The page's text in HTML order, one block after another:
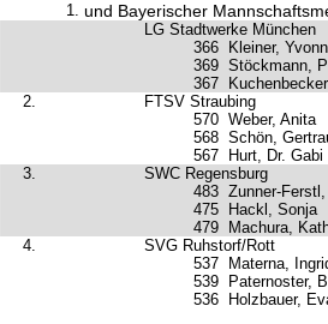
1. und Bayerischer
LG Stadtwerke München
366
Kleiner,
369 Stöckmann,
367
2.
FTSV Straubing
570 Weber, Anita
568 Schön,
567
Hurt, Dr. Gabi
3.
SWC Regensburg
483 Zunner-
475
Hackl, Sonja
479
Machura,
4.
SVG Ruhstorf/Rott
537
Materna,
539
Paternoster,
536
Holzbauer,